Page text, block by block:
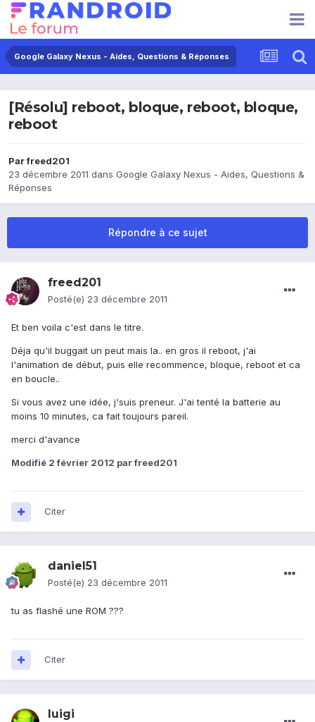
Google Galaxy Nexus - Aides, Questions & Réponses
[Résolu] reboot, bloque, reboot, bloque,
reboot
Parfreed201
23 décembre 2011 dans Google Galaxy Nexus - Aides, Questions &
Réponses
Répondre à ce sujet
freed201
Posté(e) 23 décembre 2011
Et ben voila c'est dans le titre.
Déja qu'il buggait un peut mais la.. en gros il reboot, j'ai
l'animation de début, puis elle recommence, bloque, reboot et ca
en boucle..
Si vous avez une idée, j'suis preneur. J'ai tenté la batterie au
moins 10 minutes, ca fait toujours pareil.
merci d'avance
Modifié 2 février 2012 par freed201
Citer
daniel51
Posté(e) 23 décembre 2011
tu as flashé une ROM ???
Citer
luigi